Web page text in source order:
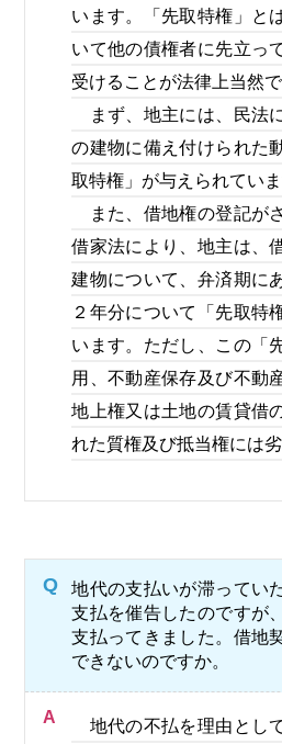
います。「先取特権」と
いて他の債権者に先立っ
受けることが法律上当然
まず、地主には、民法
の建物に備え付けられた
取特権」が与えられていま
また、借地権の登記が
借家法により、地主は、
建物について、弁済期に
２年分について「先取特
います。ただし、この「
用、不動産保存及び不動
地上権又は土地の賃貸借
れた質権及び抵当権には劣
Q
地代の支払いが滞ってい
支払を催告したのですが
支払ってきました。借地
できないのですか。
A
地代の不払を理由とし